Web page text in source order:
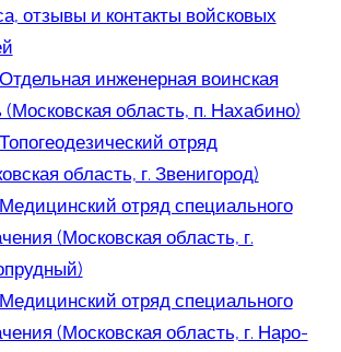
отзывы и контакты войсковых
инженерная воинская
(Московская область, п. Нахабино)
отряд
область, г. Звенигород)
отряд специального
(Московская область, г.
отряд специального
(Московская область, г. Наро-